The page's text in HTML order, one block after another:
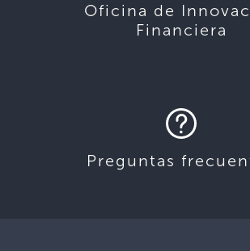
Oficina de
Financiera
Preguntas